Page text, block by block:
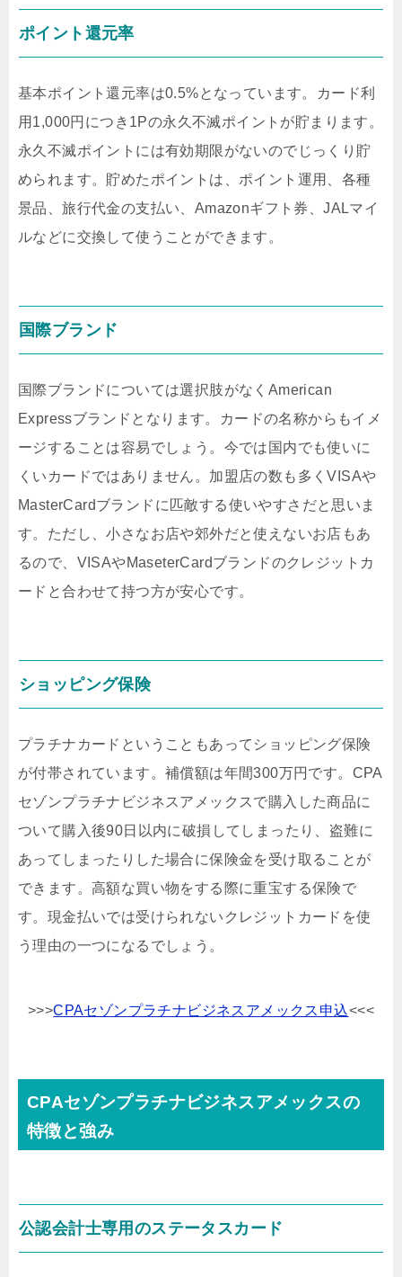
ポイント還元率
基本ポイント還元率は0.5%となっています。カード利
用1,000円につき1Pの永久不滅ポイントが貯まります。
永久不滅ポイントには有効期限がないのでじっくり貯
められます。貯めたポイントは、ポイント運用、各種
景品、旅行代金の支払い、Amazonギフト券、JALマイ
ルなどに交換して使うことができます。
国際ブランド
国際ブランドについては選択肢がなくAmerican
Expressブランドとなります。カードの名称からもイメ
ージすることは容易でしょう。今では国内でも使いに
くいカードではありません。加盟店の数も多くVISAや
MasterCardブランドに匹敵する使いやすさだと思いま
す。ただし、小さなお店や郊外だと使えないお店もあ
るので、VISAやMaseterCardブランドのクレジットカ
ードと合わせて持つ方が安心です。
ショッピング保険
プラチナカードということもあってショッピング保険
が付帯されています。補償額は年間300万円です。CPA
セゾンプラチナビジネスアメックスで購入した商品に
ついて購入後90日以内に破損してしまったり、盗難に
あってしまったりした場合に保険金を受け取ることが
できます。高額な買い物をする際に重宝する保険で
す。現金払いでは受けられないクレジットカードを使
う理由の一つになるでしょう。
>>>CPAセゾンプラチナビジネスアメックス申込<<<
CPAセゾンプラチナビジネスアメックスの
特徴と強み
公認会計士専用のステータスカード